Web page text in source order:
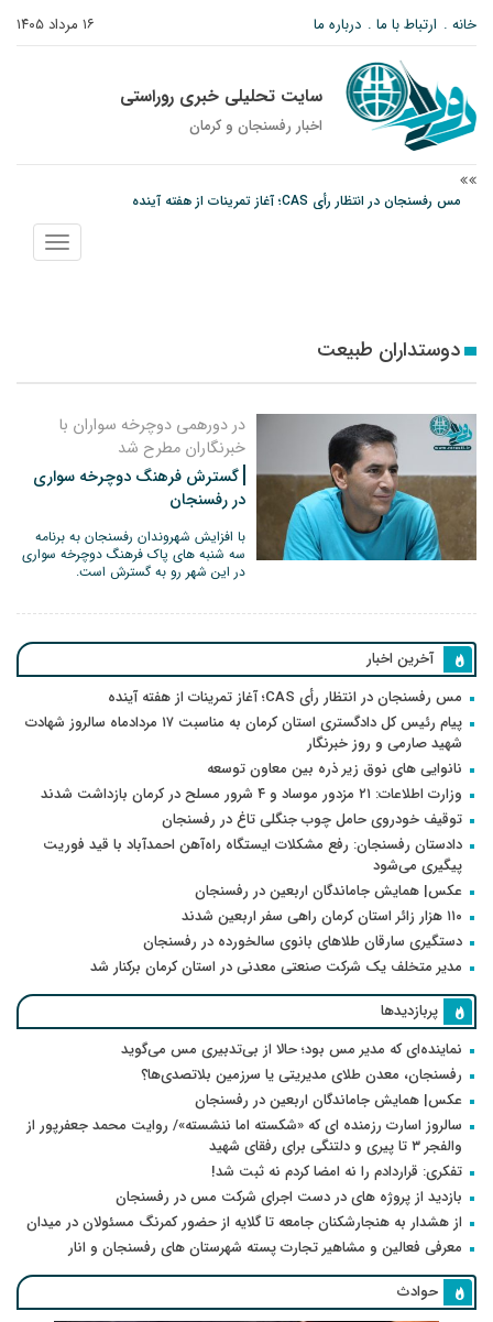
۱۶ مرداد ۱۴۰۵ خانه ارتباط با ما درباره ما
سایت تحلیلی خبری روراستی
اخبار رفسنجان و كرمان
مس رفسنجان در انتظار رأی CAS؛ آغاز تمرینات از هفته آینده
پیام رئیس کل دادگستری استان کرمان به مناسبت ۱۷ مردادماه سالروز شهادت شهید
نمایش
منو
دوستداران طبیعت
در دورهمی دوچرخه سواران با
خبرنگاران مطرح شد
گسترش فرهنگ دوچرخه سواری
در رفسنجان
با افزایش شهروندان رفسنجان به برنامه
سه شنبه های پاک فرهنگ دوچرخه سواری
در این شهر رو به گسترش است.
آخرین اخبار
مس رفسنجان در انتظار رأی CAS؛ آغاز تمرینات از هفته آینده
پیام رئیس کل دادگستری استان کرمان به مناسبت ۱۷ مردادماه سالروز شهادت
شهید صارمی و روز خبرنگار
نانوایی های نوق زیر ذره بین معاون توسعه
وزارت اطلاعات: ۲۱ مزدور موساد و ۴ شرور مسلح در کرمان بازداشت شدند
توقیف خودروی حامل چوب جنگلی تاغ در رفسنجان
دادستان رفسنجان: رفع مشکلات ایستگاه راه‌آهن احمدآباد با قید فوریت
پیگیری می‌شود
عکس| همایش جاماندگان اربعین در رفسنجان
۱۱۰ هزار زائر استان کرمان راهی سفر اربعین شدند
دستگیری سارقان طلاهای بانوی سالخورده در رفسنجان
مدیر متخلف یک شرکت صنعتی معدنی در استان کرمان برکنار شد
پربازدیدها
نماینده‌ای که مدیر مس بود؛ حالا از بی‌تدبیری مس می‌گوید
رفسنجان، معدن طلای مدیریتی یا سرزمین بلاتصدی‌ها؟
عکس| همایش جاماندگان اربعین در رفسنجان
سالروز اسارت رزمنده ای که «شکسته اما ننشسته»/ روایت محمد جعفرپور از
والفجر ۳ تا پیری و دلتنگی برای رفقای شهید
تفکری: قراردادم را نه امضا کردم نه ثبت شد!
بازدید از پروژه های در دست اجرای شرکت مس در رفسنجان
از هشدار به هنجارشکنان جامعه تا گلایه از حضور کمرنگ مسئولان در میدان
معرفی فعالین و مشاهیر تجارت پسته شهرستان های رفسنجان و انار
حوادث